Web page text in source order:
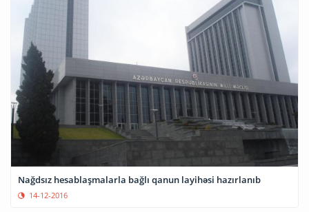
Nağdsız hesablaşmalarla bağlı qanun layihəsi hazırlanıb
14-12-2016